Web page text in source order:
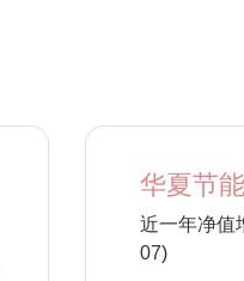
华夏节
近一年净值
07)